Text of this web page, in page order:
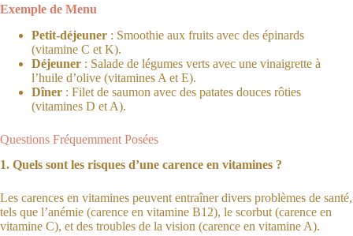
Exemple de Menu
Petit-déjeuner : Smoothie aux fruits avec des épinards
(vitamine C et K).
Déjeuner : Salade de légumes verts avec une vinaigrette à
l’huile d’olive (vitamines A et E).
Dîner : Filet de saumon avec des patates douces rôties
(vitamines D et A).
Questions Fréquemment Posées
1. Quels sont les risques d’une carence en vitamines ?
Les carences en vitamines peuvent entraîner divers problèmes de santé,
tels que l’anémie (carence en vitamine B12), le scorbut (carence en
vitamine C), et des troubles de la vision (carence en vitamine A).